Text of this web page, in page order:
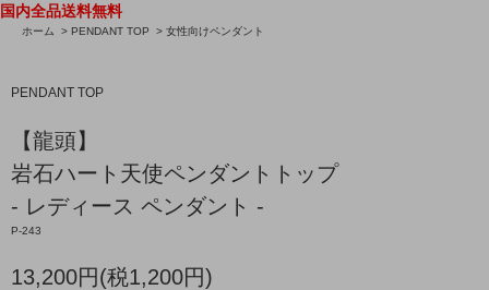
国内全品送料無料
ホーム > PENDANT TOP > 女性向けペンダント
PENDANT TOP
【龍頭】
岩石ハート天使ペンダントトップ
- レディース ペンダント -
P-243
13,200円(税1,200円)